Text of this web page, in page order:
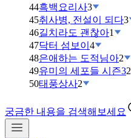
44흑백요리사3
45취사병, 전설이 되다3
46길치라도 괜찮아1
47닥터 섬보이 4
48은애하는 도적님아2
49유미의 세포들 시즌32
50태풍상사2
궁금한 내용을 검색해보세요